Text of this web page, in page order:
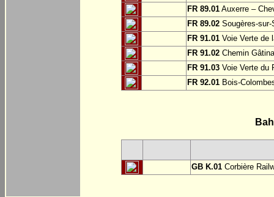
FR 89.01 Auxerre –
FR 89.02 Sougères-
FR 91.01 Voie Verte de
FR 91.02 Chemin
FR 91.03 Voie Verte du
FR 92.01 Bois-
GB K.01 Corbière